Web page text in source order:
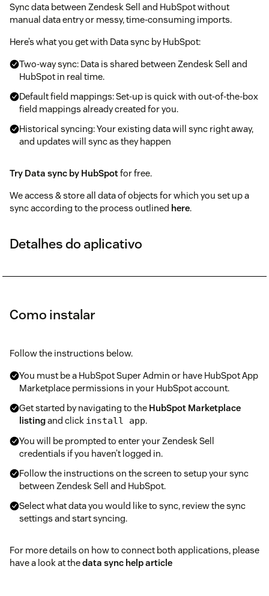
Sync data between Zendesk Sell and HubSpot without
manual data entry or messy, time-consuming imports.
Here’s what you get with Data sync by HubSpot:
Two-way sync: Data is shared between Zendesk Sell and
HubSpot in real time.
Default field mappings: Set-up is quick with out-of-the-box
field mappings already created for you.
Historical syncing: Your existing data will sync right away,
and updates will sync as they happen
Try Data sync by HubSpotfor free.
We access & store all data of objects for which you set up a
sync according to the process outlined here.
Detalhes do aplicativo
Como instalar
Follow the instructions below.
You must be a HubSpot Super Admin or have HubSpot App
Marketplace permissions in your HubSpot account.
Get started by navigating to the HubSpot Marketplace
listingand click install app.
You will be prompted to enter your Zendesk Sell
credentials if you haven’t logged in.
Follow the instructions on the screen to setup your sync
between Zendesk Sell and HubSpot.
Select what data you would like to sync, review the sync
settings and start syncing.
For more details on how to connect both applications, please
have a look at thedata sync help article